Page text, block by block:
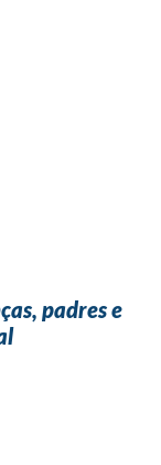
padres e